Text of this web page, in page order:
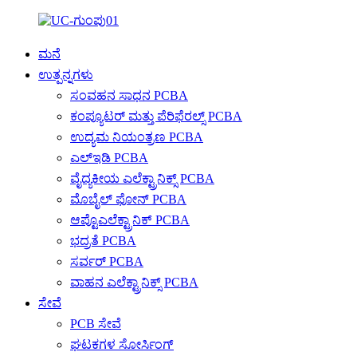
ಮನೆ
ಉತ್ಪನ್ನಗಳು
ಸಂವಹನ ಸಾಧನ PCBA
ಕಂಪ್ಯೂಟರ್ ಮತ್ತು ಪೆರಿಫೆರಲ್ಸ್ PCBA
ಉದ್ಯಮ ನಿಯಂತ್ರಣ PCBA
ಎಲ್ಇಡಿ PCBA
ವೈದ್ಯಕೀಯ ಎಲೆಕ್ಟ್ರಾನಿಕ್ಸ್ PCBA
ಮೊಬೈಲ್ ಫೋನ್ PCBA
ಆಪ್ಟೊಎಲೆಕ್ಟ್ರಾನಿಕ್ PCBA
ಭದ್ರತೆ PCBA
ಸರ್ವರ್ PCBA
ವಾಹನ ಎಲೆಕ್ಟ್ರಾನಿಕ್ಸ್ PCBA
ಸೇವೆ
PCB ಸೇವೆ
ಘಟಕಗಳ ಸೋರ್ಸಿಂಗ್